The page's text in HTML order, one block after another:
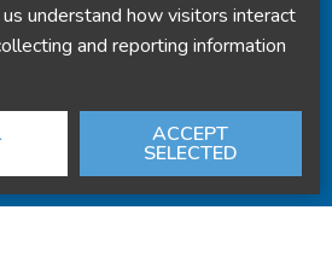
and reporting information
ACCEPT
SELECTED